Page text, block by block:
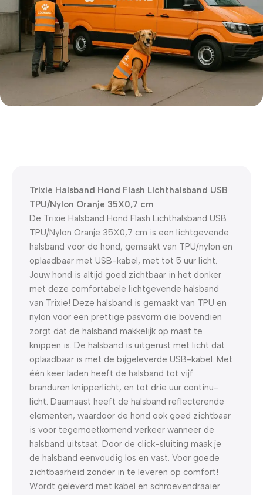
5% korting met code
Trixie Halsband Hond Flash Lichthalsband USB
TPU/Nylon Oranje 35X0,7 cm
De Trixie Halsband Hond Flash Lichthalsband USB
TPU/Nylon Oranje 35X0,7 cm is een lichtgevende
halsband voor de hond, gemaakt van TPU/nylon en
oplaadbaar met USB-kabel, met tot 5 uur licht.
Jouw hond is altijd goed zichtbaar in het donker
met deze comfortabele lichtgevende halsband
van Trixie! Deze halsband is gemaakt van TPU en
nylon voor een prettige pasvorm die bovendien
zorgt dat de halsband makkelijk op maat te
knippen is. De halsband is uitgerust met licht dat
oplaadbaar is met de bijgeleverde USB-kabel. Met
één keer laden heeft de halsband tot vijf
branduren knipperlicht, en tot drie uur continu-
licht. Daarnaast heeft de halsband reflecterende
elementen, waardoor de hond ook goed zichtbaar
is voor tegemoetkomend verkeer wanneer de
halsband uitstaat. Door de click-sluiting maak je
de halsband eenvoudig los en vast. Voor goede
zichtbaarheid zonder in te leveren op comfort!
Wordt geleverd met kabel en schroevendraaier.